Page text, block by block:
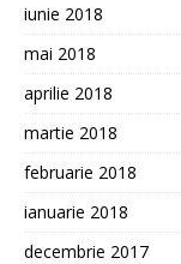
iunie 2018
mai 2018
aprilie 2018
martie 2018
februarie 2018
ianuarie 2018
decembrie 2017